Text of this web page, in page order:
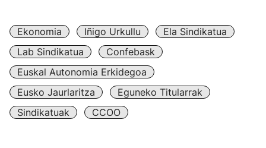
Ekonomia Iñigo Urkullu
Ela Sindikatua
Lab Sindikatua
Confebask
Euskal Autonomia Erkidegoa
Eusko Jaurlaritza
Eguneko Titularrak
Sindikatuak
CCOO